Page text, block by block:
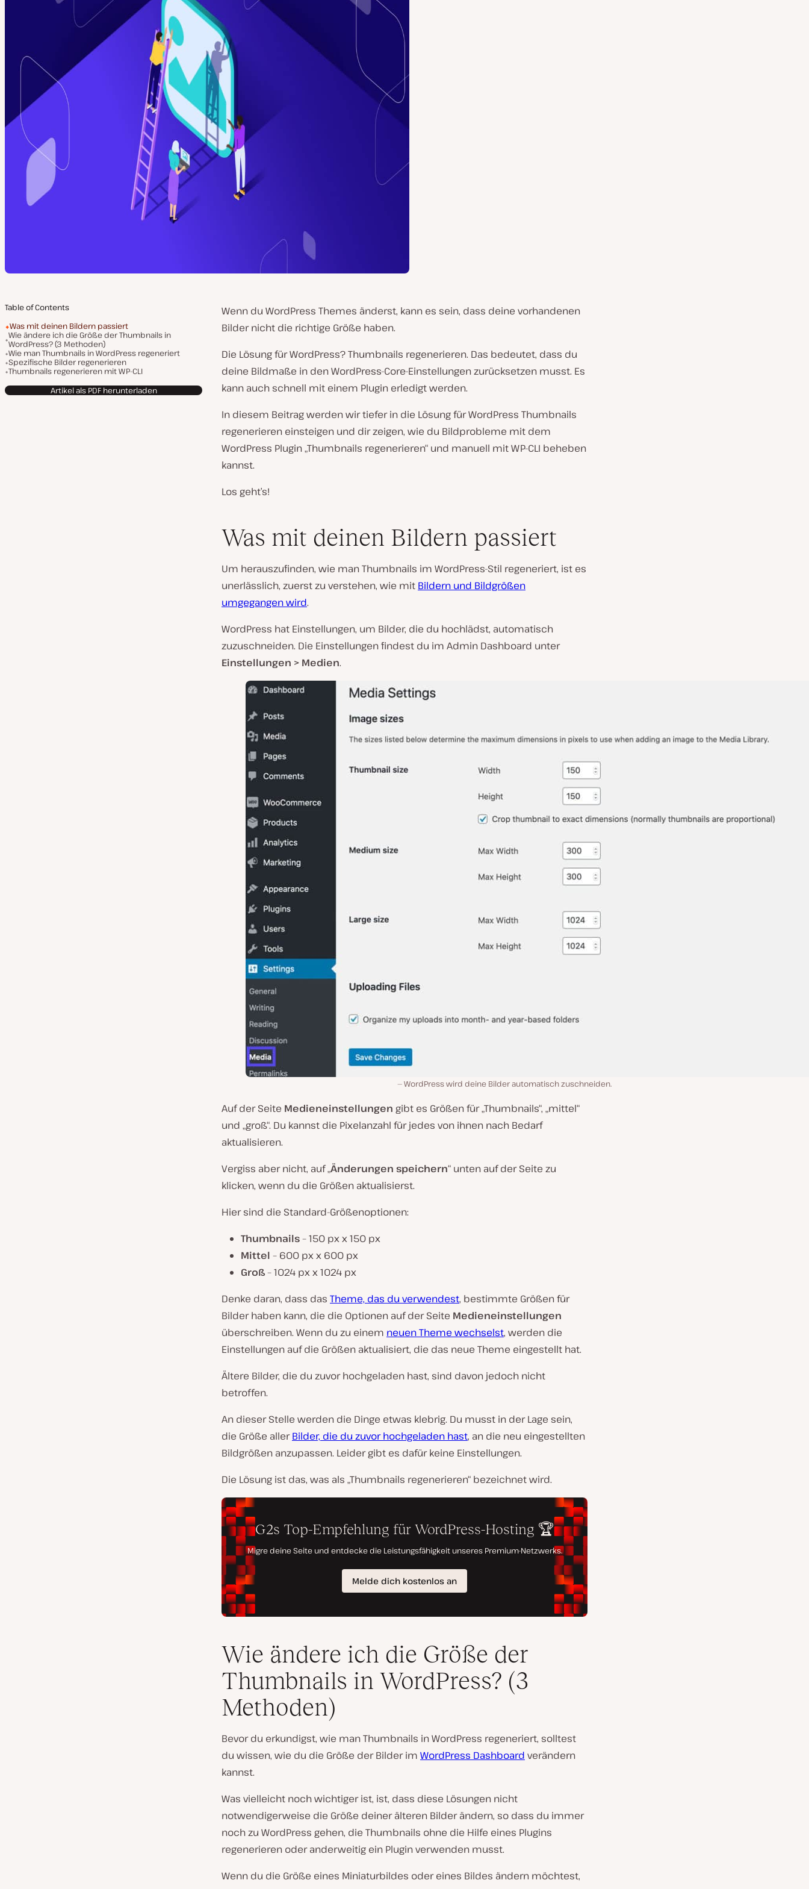
Table of Contents
Was mit deinen Bildern passiert
Wie ändere ich die Größe der Thumbnails in
WordPress? (3 Methoden)
Wie man Thumbnails in WordPress regeneriert
Spezifische Bilder regenerieren
Thumbnails regenerieren mit WP-CLI
Artikel als PDF herunterladen
Wenn du WordPress Themes änderst, kann es sein, dass deine vorhandenen
Bilder nicht die richtige Größe haben.
Die Lösung für WordPress? Thumbnails regenerieren. Das bedeutet, dass du
deine Bildmaße in den WordPress-Core-Einstellungen zurücksetzen musst. Es
kann auch schnell mit einem Plugin erledigt werden.
In diesem Beitrag werden wir tiefer in die Lösung für WordPress Thumbnails
regenerieren einsteigen und dir zeigen, wie du Bildprobleme mit dem
WordPress Plugin „Thumbnails regenerieren“ und manuell mit WP-CLI beheben
kannst.
Los geht’s!
Was mit deinen Bildern passiert
Um herauszufinden, wie man Thumbnails im WordPress-Stil regeneriert, ist es
unerlässlich, zuerst zu verstehen, wie mit Bildern und Bildgrößen
umgegangen wird.
WordPress hat Einstellungen, um Bilder, die du hochlädst, automatisch
zuzuschneiden. Die Einstellungen findest du im Admin Dashboard unter
Einstellungen > Medien.
WordPress wird deine Bilder automatisch zuschneiden.
Auf der Seite Medieneinstellungen gibt es Größen für „Thumbnails“, „mittel“
und „groß“. Du kannst die Pixelanzahl für jedes von ihnen nach Bedarf
aktualisieren.
Vergiss aber nicht, auf „Änderungen speichern“ unten auf der Seite zu
klicken, wenn du die Größen aktualisierst.
Hier sind die Standard-Größenoptionen:
Thumbnails– 150 px x 150 px
Mittel – 600 px x 600 px
Groß– 1024 px x 1024 px
Denke daran, dass das Theme, das du verwendest, bestimmte Größen für
Bilder haben kann, die die Optionen auf der Seite Medieneinstellungen
überschreiben. Wenn du zu einem neuen Theme wechselst, werden die
Einstellungen auf die Größen aktualisiert, die das neue Theme eingestellt hat.
Ältere Bilder, die du zuvor hochgeladen hast, sind davon jedoch nicht
betroffen.
An dieser Stelle werden die Dinge etwas klebrig. Du musst in der Lage sein,
die Größe allerBilder, die du zuvor hochgeladen hast, an die neu eingestellten
Bildgrößen anzupassen. Leider gibt es dafür keine Einstellungen.
Die Lösung ist das, was als „Thumbnails regenerieren“ bezeichnet wird.
Wie ändere ich die Größe der
Thumbnails in WordPress? (3
Methoden)
Bevor du erkundigst, wie man Thumbnails in WordPress regeneriert, solltest
du wissen, wie du die Größe der Bilder im WordPress Dashboard verändern
kannst.
Was vielleicht noch wichtiger ist, ist, dass diese Lösungen nicht
notwendigerweise die Größe deiner älteren Bilder ändern, so dass du immer
noch zu WordPress gehen, die Thumbnails ohne die Hilfe eines Plugins
regenerieren oder anderweitig ein Plugin verwenden musst.
Wenn du die Größe eines Miniaturbildes oder eines Bildes ändern möchtest,